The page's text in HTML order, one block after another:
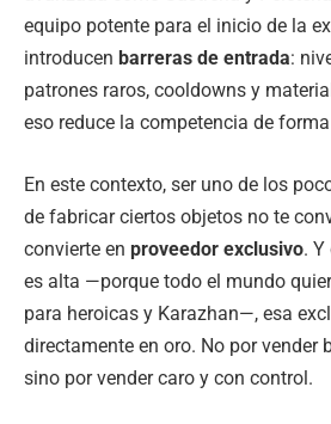
equipo potente para el inicio de la
introducen barreras de entrada:
patrones raros, cooldowns y
eso reduce la competencia de
En este contexto, ser uno de los
de fabricar ciertos objetos no te
convierte en proveedor exclusivo.
es alta —porque todo el mundo
para heroicas y Karazhan—, esa
directamente en oro. No por vender
sino por vender caro y con control.